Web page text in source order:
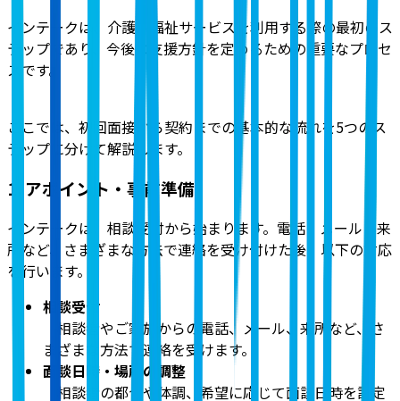
インテークは、介護や福祉サービスを利用する際の最初のス
テップであり、今後の支援方針を定めるための重要なプロセ
スです。
ここでは、初回面接から契約までの基本的な流れを5つのス
テップに分けて解説 します。
1. アポイント・事前準備
インテークは、相談受付から始まります。電話・メール・来
所など、さまざまな方法で連絡を受け付けた後、以下の対応
を行います。
相談受付
相談者やご家族からの電話、メール、来所など、さ
まざまな方法で連絡を受けます。
面談日時・場所の調整
相談者の都合や体調、希望に応じて面談日時を設定